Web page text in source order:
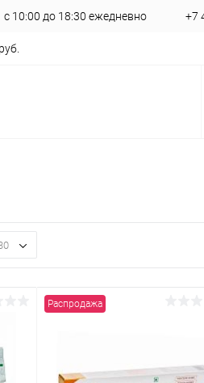
с 10:00 до 18:30 ежедневно +7
Распродажа